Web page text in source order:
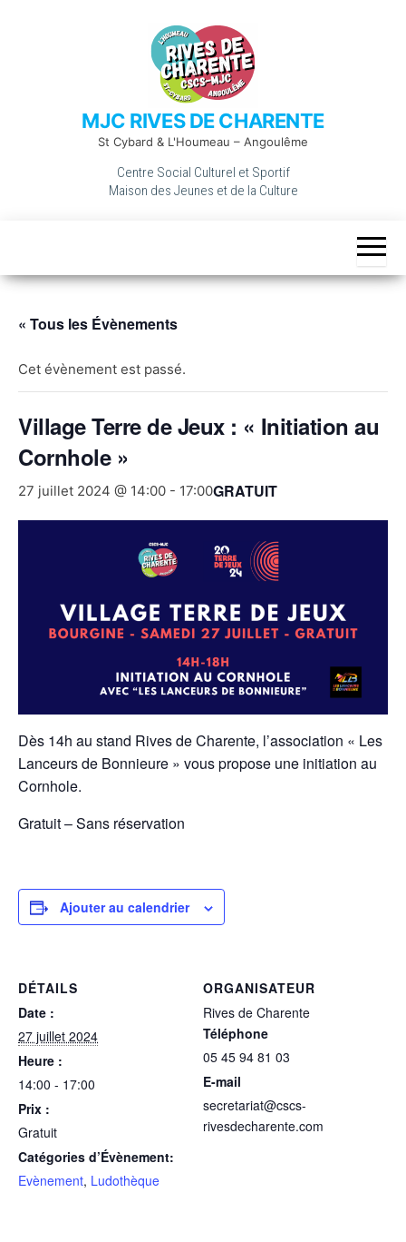
MJC RIVES DE CHARENTE
St Cybard & L'Houmeau – Angoulême
Centre Social Culturel et Sportif
Maison des Jeunes et de la Culture
« Tous les Évènements
Cet évènement est passé.
Village Terre de Jeux : « Initiation au
Cornhole »
27 juillet 2024 @ 14:00 - 17:00GRATUIT
Dès 14h au stand Rives de Charente, l’association « Les
Lanceurs de Bonnieure » vous propose une initiation au
Cornhole.
Gratuit – Sans réservation
Ajouter au calendrier
DÉTAILS
Date :
27 juillet 2024
Heure :
14:00 - 17:00
Prix :
Gratuit
Catégories d’Évènement:
Evènement, Ludothèque
ORGANISATEUR
Rives de Charente
Téléphone
05 45 94 81 03
E-mail
secretariat@cscs-
rivesdecharente.com